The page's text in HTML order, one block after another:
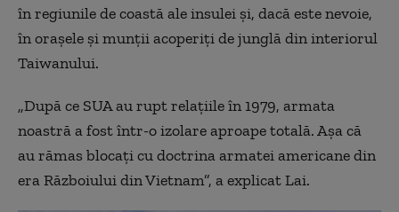
în regiunile de coastă ale insulei și, dacă este nevoie,
în orașele și munții acoperiți de junglă din interiorul
Taiwanului.
„După ce SUA au rupt relațiile în 1979, armata
noastră a fost într-o izolare aproape totală. Așa că
au rămas blocați cu doctrina armatei americane din
era Războiului din Vietnam”, a explicat Lai.